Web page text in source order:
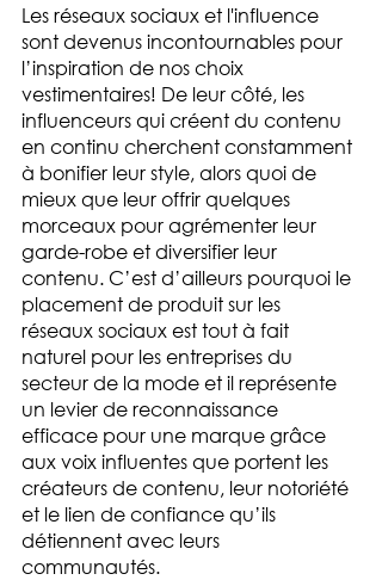
Les réseaux sociaux et l'influence
sont devenus incontournables pour
l’inspiration de nos choix
vestimentaires! De leur côté, les
influenceurs qui créent du contenu
en continu cherchent constamment
à bonifier leur style, alors quoi de
mieux que leur offrir quelques
morceaux pour agrémenter leur
garde-robe et diversifier leur
contenu. C’est d’ailleurs pourquoi le
placement de produit sur les
réseaux sociaux est tout à fait
naturel pour les entreprises du
secteur de la mode et il représente
un levier de reconnaissance
efficace pour une marque grâce
aux voix influentes que portent les
créateurs de contenu, leur notoriété
et le lien de confiance qu’ils
détiennent avec leurs
communautés.